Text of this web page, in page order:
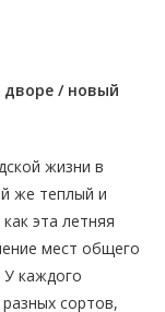
/ новый
жизни в
же теплый и
эта летняя
мест общего
У каждого
сортов,